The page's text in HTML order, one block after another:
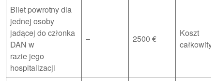
Bilet powrotny dla
jednej osoby
jadącej do członka
DAN w
razie jego
hospitalizacji
– 2500 €
Koszt
całkowity